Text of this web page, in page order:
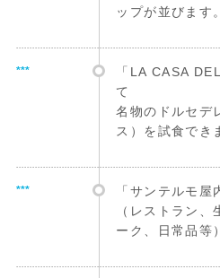
ップが並びます。
***
「LA CASA
て
名物のドルセデ
ス）を試食でき
***
「サンテルモ
（レストラン
ーク、日常品等）